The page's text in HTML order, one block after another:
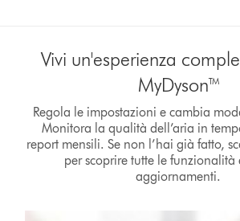
Vivi un'esperienza
MyDyson™
Regola le impostazioni e cambia
Monitora la qualità dell’aria in
report mensili. Se non l’hai già fatto,
per scoprire tutte le
aggiornamenti.